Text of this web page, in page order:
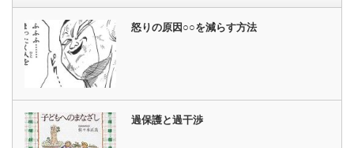
怒りの原因○○を減らす方法
過保護と過干渉